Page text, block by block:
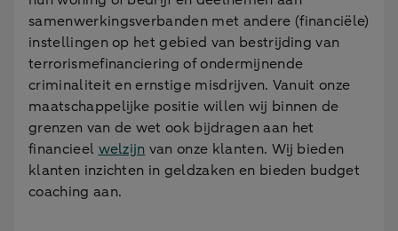
samenwerkingsverbanden met andere (financiële)
instellingen op het gebied van bestrijding van
terrorismefinanciering of ondermijnende
criminaliteit en ernstige misdrijven. Vanuit onze
maatschappelijke positie willen wij binnen de
grenzen van de wet ook bijdragen aan het
financieel welzijn van onze klanten. Wij bieden
klanten inzichten in geldzaken en bieden budget
coaching aan.